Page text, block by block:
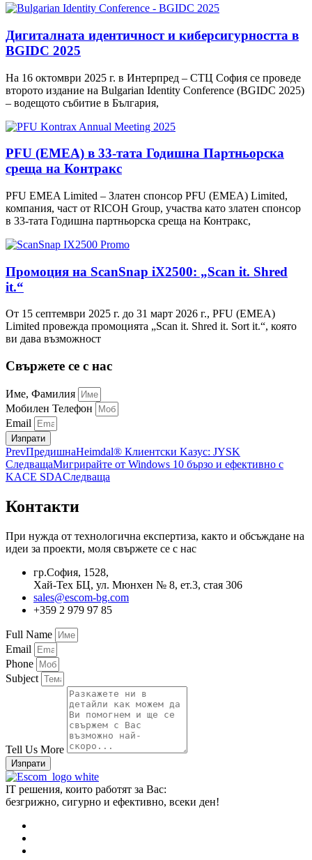
Дигиталната идентичност и киберсигурността в
BGIDC 2025
На 16 октомври 2025 г. в Интерпред – СТЦ София се проведе
второто издание на Bulgarian Identity Conference (BGIDC 2025)
– водещото събитие в България,
PFU (EMEA) в 33-тата Годишна Партньорска
среща на Контракс
PFU EMEA Limited – Златен спонсор PFU (EMEA) Limited,
компания, част от RICOH Group, участва като златен спонсор
в 33-тата Годишна партньорска среща на Контракс,
Промоция на ScanSnap iX2500: „Scan it. Shred
it.“
От 15 септември 2025 г. до 31 март 2026 г., PFU (EMEA)
Limited провежда промоцията „Scan it. Shred it. Sort it.“, която
ви дава възможност
Свържете се с нас
Име, Фамилия
Мобилен Телефон
Email
Изпрати
PrevПредишнаHeimdal® Клиентски Kазус: JYSK
СледващаМигрирайте от Windows 10 бързо и ефективно с
KACE SDAСледваща
Контакти
При нужда от технологична експертиза, както и обсъждане на
идеи за проекти, моля свържете се с нас
гр.София, 1528,
Хай-Тех БЦ, ул. Мюнхен № 8, eт.3, стая 306
sales@escom-bg.com
+359 2 979 97 85
Full Name
Email
Phone
Subject
Tell Us More
Изпрати
IT решения, които работят за Вас:
безгрижно, сигурно и ефективно, всеки ден!